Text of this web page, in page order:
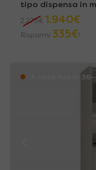
tipo dispensa in
2.275€ 1.940€
Risparmi 335€!
A casa tua in